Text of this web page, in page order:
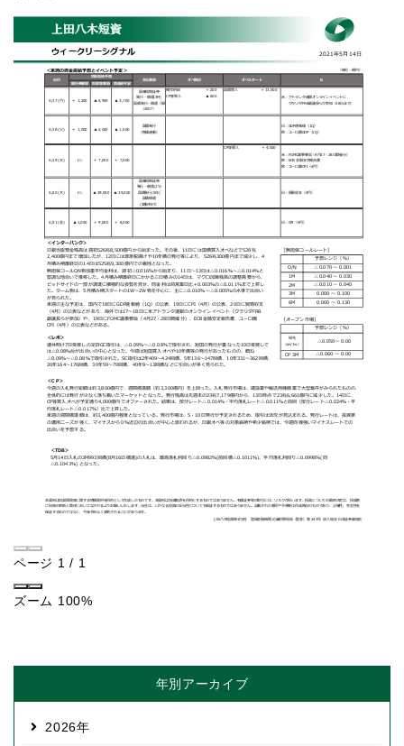
ページ 1 / 1
ズーム 100%
年別アーカイブ
2026